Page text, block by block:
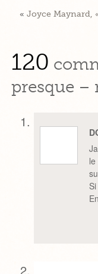
«Joyce Maynard,
120
presque –